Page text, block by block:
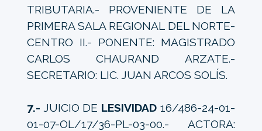
TRIBUTARIA.- PROVENIENTE DE LA
PRIMERA SALA REGIONAL DEL NORTE-
CENTRO II.- PONENTE: MAGISTRADO
CARLOS CHAURAND ARZATE.-
SECRETARIO: LIC. JUAN ARCOS SOLÍS.
7.- JUICIO DE LESIVIDAD16/486-24-01-
01-07-OL/17/36-PL-03-00.- ACTORA: